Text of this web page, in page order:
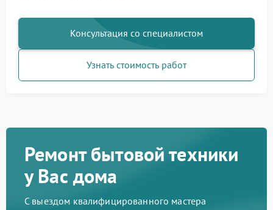
Консультация со специалистом
Узнать стоимость работ
Ремонт бытовой техники
у Вас дома
С выездом квалифицированного мастера